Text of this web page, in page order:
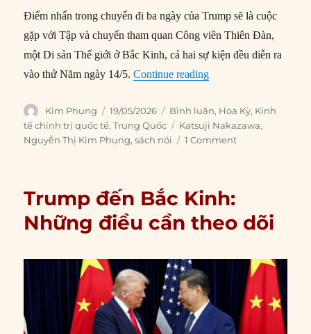
Điểm nhấn trong chuyến đi ba ngày của Trump sẽ là cuộc
gặp với Tập và chuyến tham quan Công viên Thiên Đàn,
một Di sản Thế giới ở Bắc Kinh, cả hai sự kiện đều diễn ra
vào thứ Năm ngày 14/5.Continue reading“Kéo dài hòa hõa tạm
Author
Kim Phụng
Posted
on
19/05/2026 Categories
Bình luận, Hoa Kỳ, Kinh
tế chính trị quốc tế,Trung Quốc Tags
Katsuji Nakazawa,
Nguyễn Thị Kim Phụng,sách nói 1 Comment
Trump đến Bắc Kinh:
Những điều cần theo dõi